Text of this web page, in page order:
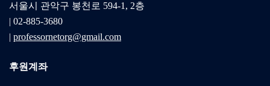
서울시 관악구 봉천로 594-1, 2층
| 02-885-3680
| professornetorg@gmail.com
후원계좌